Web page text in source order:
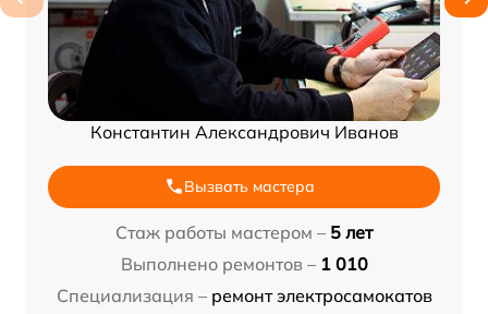
Константин Александрович Иванов
Вызвать мастера
Стаж работы мастером – 5 лет
Выполнено ремонтов – 1 010
Специализация – ремонт электросамокатов